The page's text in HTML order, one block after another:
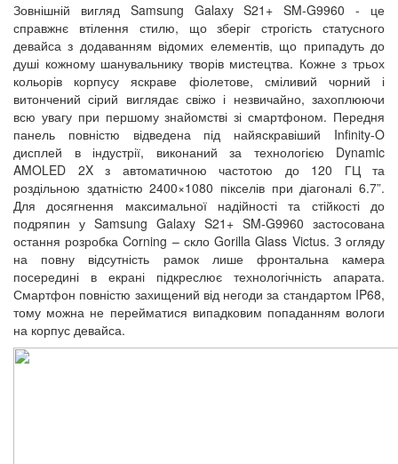
Зовнішній вигляд Samsung Galaxy S21+ SM-G9960 - це
справжнє втілення стилю, що зберіг строгість статусного
девайса з додаванням відомих елементів, що припадуть до
душі кожному шанувальнику творів мистецтва. Кожне з трьох
кольорів корпусу яскраве фіолетове, сміливий чорний і
витончений сірий виглядає свіжо і незвичайно, захоплюючи
всю увагу при першому знайомстві зі смартфоном. Передня
панель повністю відведена під найяскравіший Infinity-O
дисплей в індустрії, виконаний за технологією Dynamic
AMOLED 2X з автоматичною частотою до 120 ГЦ та
роздільною здатністю 2400×1080 пікселів при діагоналі 6.7”.
Для досягнення максимальної надійності та стійкості до
подряпин у Samsung Galaxy S21+ SM-G9960 застосована
остання розробка Corning – скло Gorilla Glass Victus. З огляду
на повну відсутність рамок лише фронтальна камера
посередині в екрані підкреслює технологічність апарата.
Смартфон повністю захищений від негоди за стандартом IP68,
тому можна не перейматися випадковим попаданням вологи
на корпус девайса.